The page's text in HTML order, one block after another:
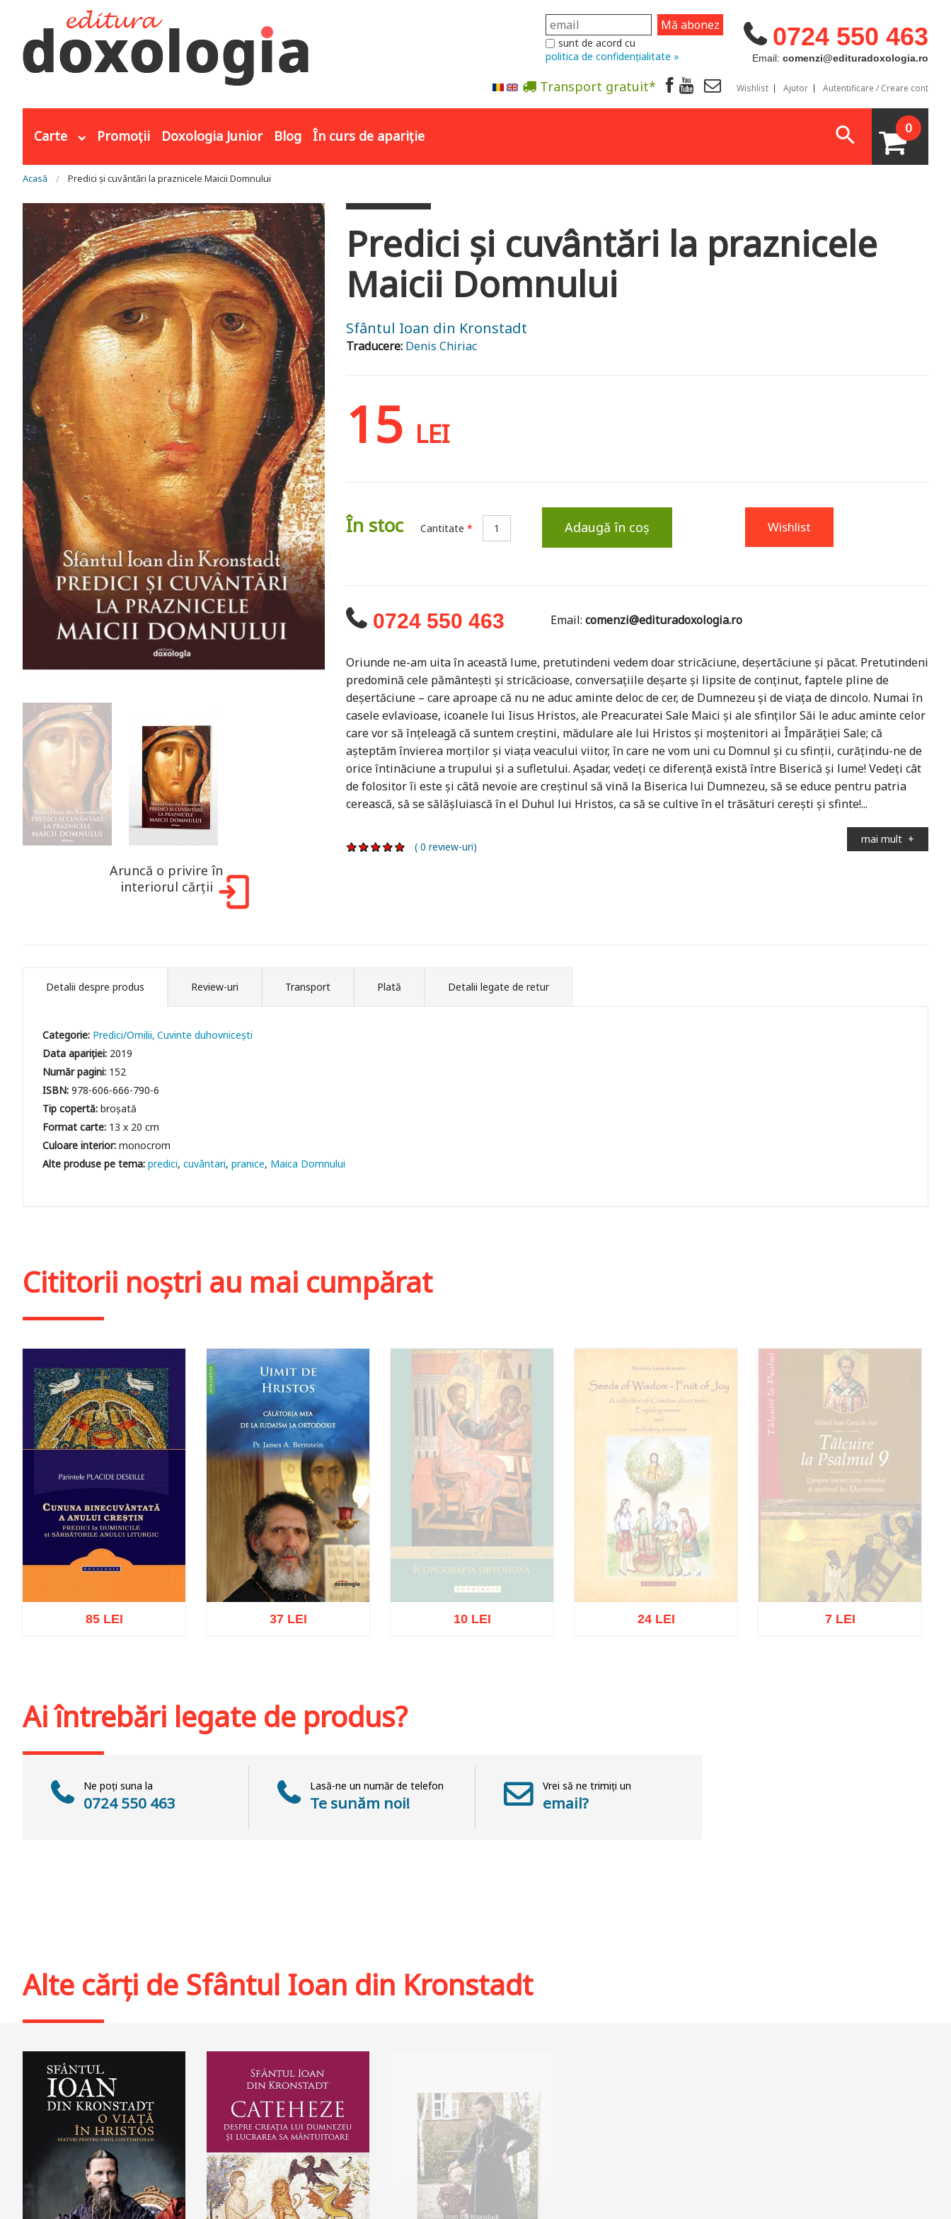
0724 550 463
Email: comenzi@edituradoxologia.ro
sunt de acord cu
politica de confidențialitate »
Transport gratuit* Wishlist Ajutor Autentificare / Creare cont
Carte Promoții Doxologia Junior Blog În curs de apariție 0
Eşti aici
Acasă Predici și cuvântări la praznicele Maicii Domnului
Aruncă o privire în
interiorul cărții
Predici și cuvântări la praznicele
Maicii Domnului
Sfântul Ioan din Kronstadt
Traducere: Denis Chiriac
15 LEI
În stoc Cantitate * Adaugă în coș Wishlist
0724 550 463 Email:comenzi@edituradoxologia.ro
Oriunde ne-am uita în această lume, pretutindeni vedem doar stricăciune, deșertăciune și păcat. Pretutindeni
predomină cele pământești și stricăcioase, conversațiile deșarte și lipsite de conținut, faptele pline de
deșertăciune – care aproape că nu ne aduc aminte deloc de cer, de Dumnezeu și de viața de dincolo. Numai în
casele evlavioase, icoanele lui Iisus Hristos, ale Preacuratei Sale Maici și ale sfinților Săi le aduc aminte celor
care vor să înțeleagă că suntem creștini, mădulare ale lui Hristos și moștenitori ai Împărăției Sale; că
așteptăm învierea morților și viața veacului viitor, în care ne vom uni cu Domnul și cu sfinții, curățindu-ne de
orice întinăciune a trupului și a sufletului. Așadar, vedeți ce diferență există între Biserică și lume! Vedeți cât
de folositor îi este și câtă nevoie are creștinul să vină la Biserica lui Dumnezeu, să se educe pentru patria
cerească, să se sălășluiască în el Duhul lui Hristos, ca să se cultive în el trăsături cerești și sfinte!...
mai mult +
( 0 review-uri)
Detalii despre produs Review-uri Transport Plată Detalii legate de retur
Categorie: Predici/Omilii Cuvinte duhovniceşti
Data apariției: 2019
Număr pagini: 152
ISBN:978-606-666-790-6
Tip copertă:broșată
Format carte: 13 x 20 cm
Culoare interior:monocrom
predici cuvântari pranice Maica Domnului
Cititorii noștri au mai cumpărat
85 LEI
37 LEI
10 LEI 24 LEI 7 LEI
Ai întrebări legate de produs?
Ne poți suna la
0724 550 463
Lasă-ne un număr de telefon
Te sunăm noi!
Vrei să ne trimiți un
email?
Alte cărți de Sfântul Ioan din Kronstadt